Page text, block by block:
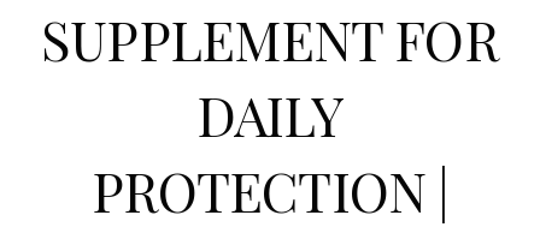
SUPPLEMENT FOR
DAILY
PROTECTION |